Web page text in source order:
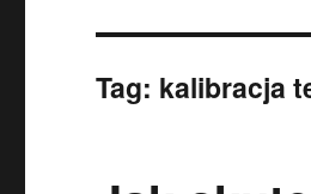
Tag: kalibracja